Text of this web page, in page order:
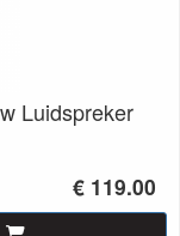
Luidspreker
€ 119.00